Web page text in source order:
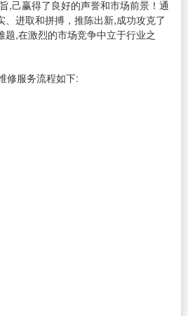
,己赢得了良好的声誉和市场前景！通
、进取和拼搏，推陈出新,成功攻克了
,在激烈的市场竞争中立于行业之
修服务流程如下: